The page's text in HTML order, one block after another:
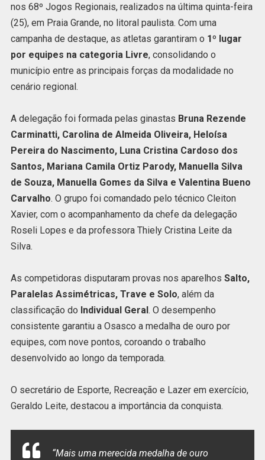
nos 68º Jogos Regionais, realizados na última quinta-feira
(25), em Praia Grande, no litoral paulista. Com uma
campanha de destaque, as atletas garantiram o 1º lugar
por equipes na categoria Livre, consolidando o
município entre as principais forças da modalidade no
cenário regional.
A delegação foi formada pelas ginastas Bruna Rezende
Carminatti, Carolina de Almeida Oliveira, Heloísa
Pereira do Nascimento, Luna Cristina Cardoso dos
Santos, Mariana Camila Ortiz Parody, Manuella Silva
de Souza, Manuella Gomes da Silva e Valentina Bueno
Carvalho. O grupo foi comandado pelo técnico Cleiton
Xavier, com o acompanhamento da chefe da delegação
Roseli Lopes e da professora Thiely Cristina Leite da
Silva.
As competidoras disputaram provas nos aparelhos Salto,
Paralelas Assimétricas, Trave e Solo, além da
classificação do Individual Geral. O desempenho
consistente garantiu a Osasco a medalha de ouro por
equipes, com nove pontos, coroando o trabalho
desenvolvido ao longo da temporada.
O secretário de Esporte, Recreação e Lazer em exercício,
Geraldo Leite, destacou a importância da conquista.
“Mais uma merecida medalha de ouro